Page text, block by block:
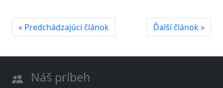
« Predchádzajúci článok Ďalší článok »
Náš príbeh